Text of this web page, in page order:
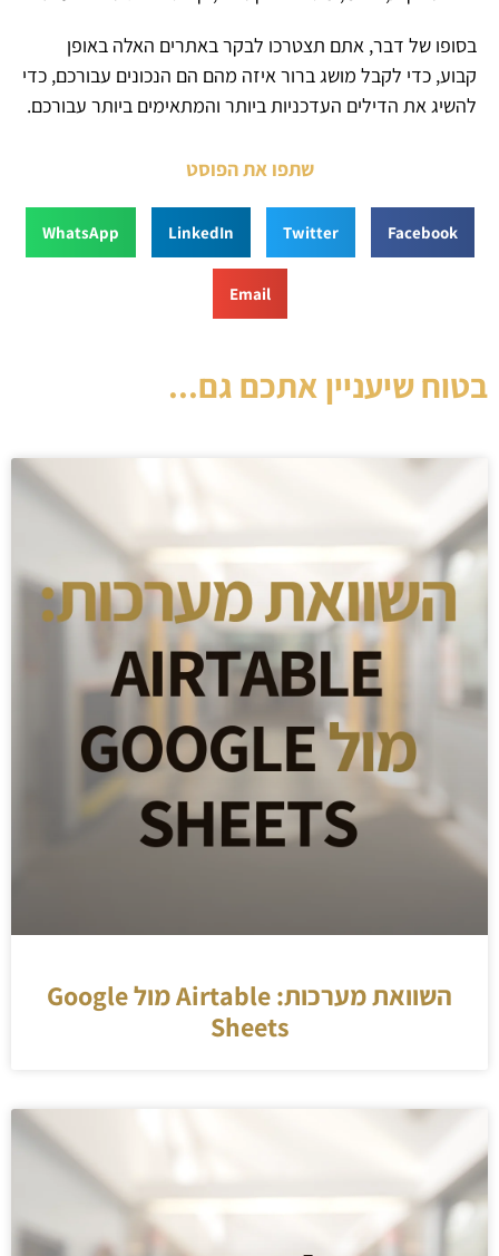
בסופו של דבר, אתם תצטרכו לבקר באתרים האלה באופן
קבוע, כדי לקבל מושג ברור איזה מהם הם הנכונים עבורכם, כדי
להשיג את הדילים העדכניות ביותר והמתאימים ביותר עבורכם.
שתפו את הפוסט
Facebook
Twitter
LinkedIn
WhatsApp
Email
בטוח שיעניין אתכם גם...
השוואת מערכות: Airtable מול Google
Sheets